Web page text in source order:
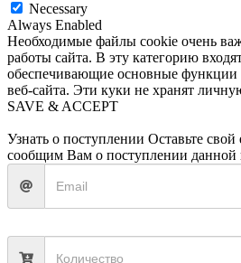
Necessary
Always Enabled
Необходимые файлы cookie очень
работы сайта. В эту категорию
обеспечивающие основные функции
веб-сайта. Эти куки не хранят
SAVE & ACCEPT
Узнать о поступлении Оставьте
сообщим Вам о поступлении данной